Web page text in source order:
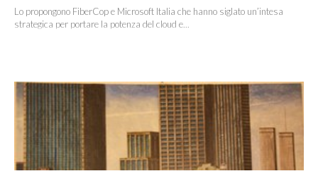
Lo propongono FiberCop e Microsoft Italia che hanno siglato un’intesa
strategica per portare la potenza del cloud e...